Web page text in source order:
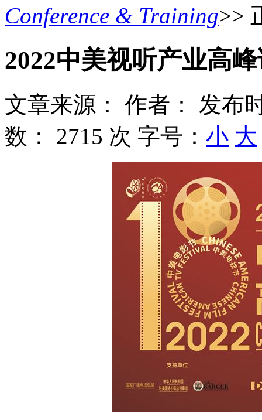
Conference & Training>>
2022中美视听产业高
文章来源： 作者：
发布
数： 2715 次 字号： 小 大